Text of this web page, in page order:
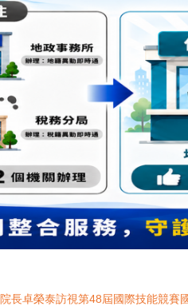
長卓榮泰訪視第48屆國際技能競賽